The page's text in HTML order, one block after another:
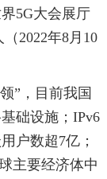
5G大会展厅
2022年8月10
”，目前我国
础设施；IPv6
户数超7亿；
主要经济体中